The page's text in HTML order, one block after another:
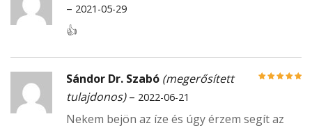
– 2021-05-29
👍
Sándor Dr. Szabó (megerősített
tulajdonos) – 2022-06-21
Nekem bejön az íze és úgy érzem segít az